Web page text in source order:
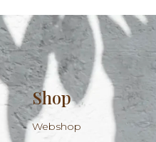
Shop
Webshop